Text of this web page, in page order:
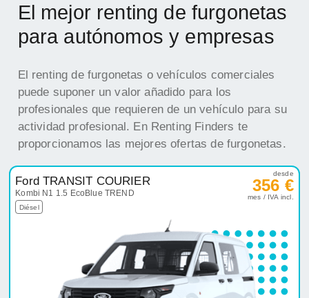
El mejor renting de furgonetas
para autónomos y empresas
El renting de furgonetas o vehículos comerciales
puede suponer un valor añadido para los
profesionales que requieren de un vehículo para su
actividad profesional. En Renting Finders te
proporcionamos las mejores ofertas de furgonetas.
Ford TRANSIT COURIER
Kombi N1 1.5 EcoBlue TREND
Diésel
desde
356 €
mes / IVA incl.